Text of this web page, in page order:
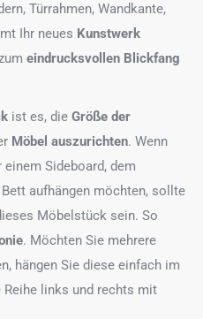
Türrahmen, Wandkante,
Ihr neues Kunstwerk
eindrucksvollen Blickfang
ist es, die Größe der
Möbel auszurichten. Wenn
Sideboard, dem
aufhängen möchten, sollte
Möbelstück sein. So
. Möchten Sie mehrere
hängen Sie diese einfach im
links und rechts mit